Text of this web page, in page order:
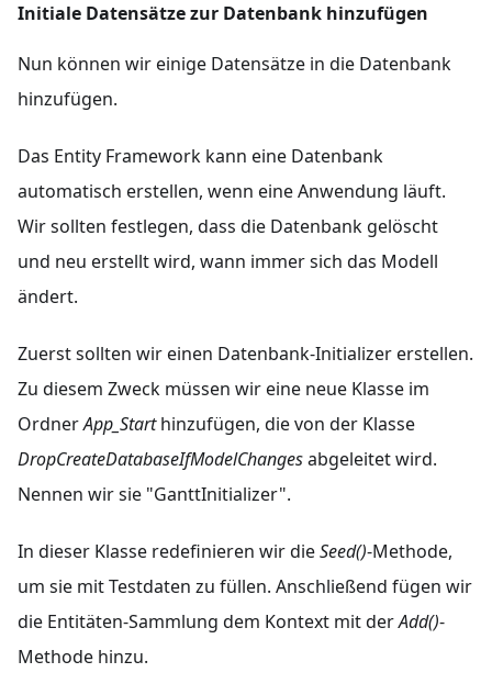
Initiale Datensätze zur Datenbank hinzufügen
Nun können wir einige Datensätze in die Datenbank
hinzufügen.
Das Entity Framework kann eine Datenbank
automatisch erstellen, wenn eine Anwendung läuft.
Wir sollten festlegen, dass die Datenbank gelöscht
und neu erstellt wird, wann immer sich das Modell
ändert.
Zuerst sollten wir einen Datenbank-Initializer erstellen.
Zu diesem Zweck müssen wir eine neue Klasse im
OrdnerApp_Starthinzufügen, die von der Klasse
DropCreateDatabaseIfModelChangesabgeleitet wird.
Nennen wir sie "GanttInitializer".
In dieser Klasse redefinieren wir dieSeed()-Methode,
um sie mit Testdaten zu füllen. Anschließend fügen wir
die Entitäten-Sammlung dem Kontext mit derAdd()-
Methode hinzu.